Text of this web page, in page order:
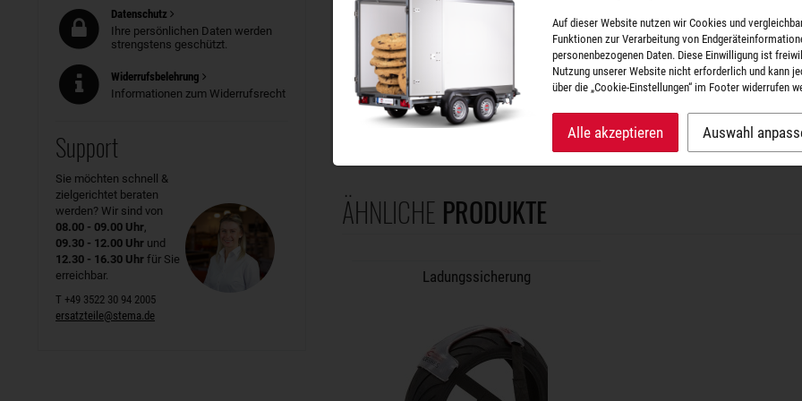
Spanngurt TYRE FIX mit Spitzhaken
Art.Nr. T3403930
1 Stück
Gewicht: 2 kg
Passende Anhänger
ÄHNLICHE PRODUKTE
Ladungssicherung
Datenschutz
Ihre persönlichen Daten werden
strengstens geschützt.
Widerrufsbelehrung
Informationen zum Widerrufsrecht
Support
Sie möchten schnell &
zielgerichtet beraten
werden? Wir sind von
08.00 - 09.00 Uhr,
09.30 - 12.00 Uhr und
12.30 - 16.30 Uhr für Sie
erreichbar.
T +49 3522 30 94 2005
ersatzteile@stema.de
Auf dieser Website nutzen wir Cookies und
Funktionen zur Verarbeitung von
personenbezogenen Daten. Diese Einwilligung ist
Nutzung unserer Website nicht erforderlich und kann
über die „Cookie-Einstellungen“ im Footer widerrufen
Alle akzeptieren Auswahl